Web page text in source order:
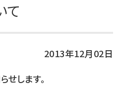
て
2013年12月02日
します。